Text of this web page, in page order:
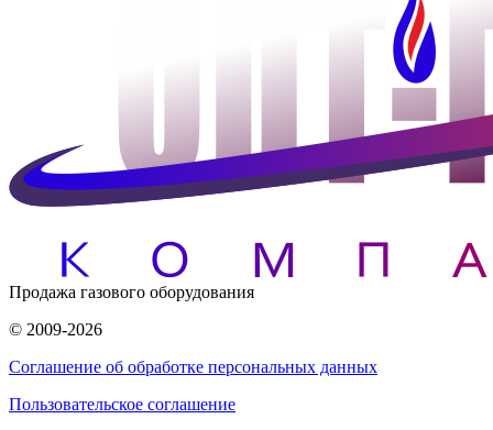
Продажа газового оборудования
© 2009-2026
Соглашение об обработке персональных данных
Пользовательское соглашение